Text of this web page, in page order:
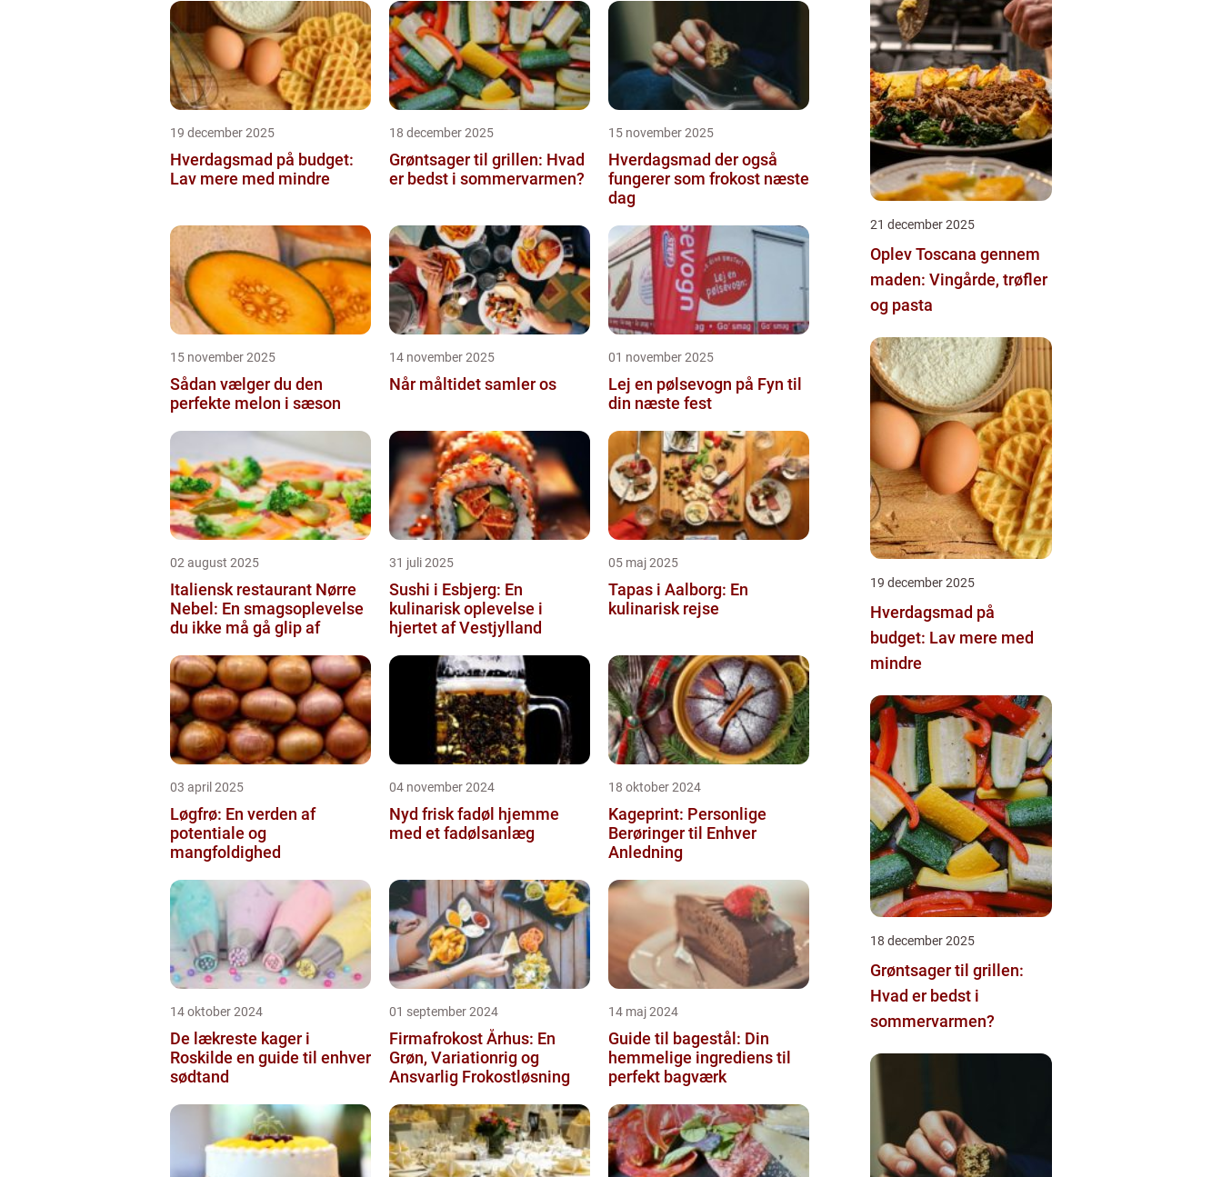
19 december 2025
Hverdagsmad på budget:
Lav mere med mindre
18 december 2025
Grøntsager til grillen: Hvad
er bedst i sommervarmen?
15 november 2025
Hverdagsmad der også
fungerer som frokost næste
dag
15 november 2025
Sådan vælger du den
perfekte melon i sæson
14 november 2025
Når måltidet samler os
01 november 2025
Lej en pølsevogn på Fyn til
din næste fest
02 august 2025
Italiensk restaurant Nørre
Nebel: En smagsoplevelse
du ikke må gå glip af
31 juli 2025
Sushi i Esbjerg: En
kulinarisk oplevelse i
hjertet af Vestjylland
05 maj 2025
Tapas i Aalborg: En
kulinarisk rejse
03 april 2025
Løgfrø: En verden af
potentiale og
mangfoldighed
04 november 2024
Nyd frisk fadøl hjemme
med et fadølsanlæg
18 oktober 2024
Kageprint: Personlige
Berøringer til Enhver
Anledning
14 oktober 2024
De lækreste kager i
Roskilde en guide til enhver
sødtand
01 september 2024
Firmafrokost Århus: En
Grøn, Variationrig og
Ansvarlig Frokostløsning
14 maj 2024
Guide til bagestål: Din
hemmelige ingrediens til
perfekt bagværk
21 december 2025
Oplev Toscana gennem
maden: Vingårde, trøfler
og pasta
19 december 2025
Hverdagsmad på
budget: Lav mere med
mindre
18 december 2025
Grøntsager til grillen:
Hvad er bedst i
sommervarmen?